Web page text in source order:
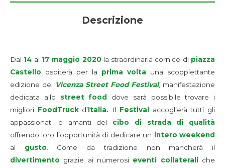
Descrizione
Dal 14 al 17 maggio 2020 la straordinaria cornice di piazza
Castello ospiterà per la prima volta una scoppiettante
edizione del Vicenza Street Food Festival, manifestazione
dedicata allo street food
dove sarà possibile trovare i
migliori FoodTruckd’Italia. Il Festival
accoglierà tutti gli
appassionati e amanti del cibo di strada
di qualità
offrendo loro l’opportunità di dedicare un intero weekend
al gusto. Come da tradizione non mancherà il
divertimento grazie ai numerosi eventi collateraliche